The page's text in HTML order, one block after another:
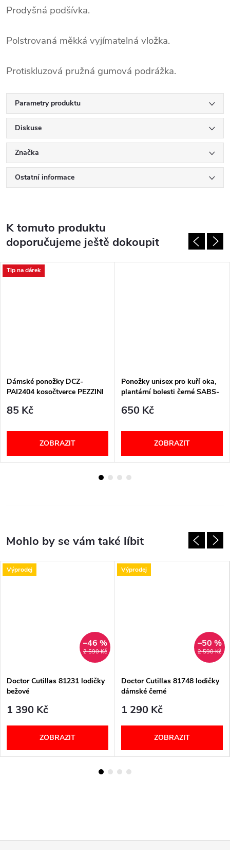
Prodyšná podšívka.
Polstrovaná měkká vyjímatelná vložka.
Protiskluzová pružná gumová podrážka.
Parametry produktu
Diskuse
Značka
Ostatní informace
K tomuto produktu
doporučujeme ještě dokoupit
Tip na dárek
Dámské ponožky DCZ-
PAI2404 kosočtverce PEZZINI
85 Kč
ZOBRAZIT
Ponožky unisex pro kuří oka,
plantární bolesti černé SABS-
650 Kč
ZOBRAZIT
Výprodej
2 590 Kč
–46 %
Doctor Cutillas 81231 lodičky
bežové
1 390 Kč
ZOBRAZIT
Výprodej
2 590 Kč
–50 %
Doctor Cutillas 81748 lodičky
dámské černé
1 290 Kč
ZOBRAZIT